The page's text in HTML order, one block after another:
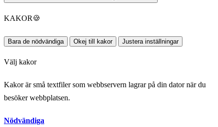
KAKOR 🍪
Bara de nödvändiga Okej till kakor Justera inställningar
Välj kakor
Kakor är små textfiler som webbservern lagrar på din dator när du
besöker webbplatsen.
Nödvändiga